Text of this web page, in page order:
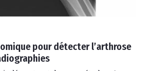
pour détecter l’arthrose